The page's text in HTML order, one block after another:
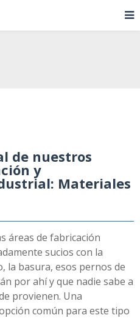
de nuestros
y
Materiales
áreas de fabricación
sucios con la
la basura, esos pernos de
por ahí y que nadie sabe a
provienen. Una
común para este tipo